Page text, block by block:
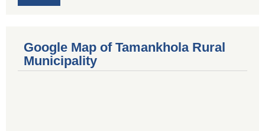
Google Map of Tamankhola Rural
Municipality